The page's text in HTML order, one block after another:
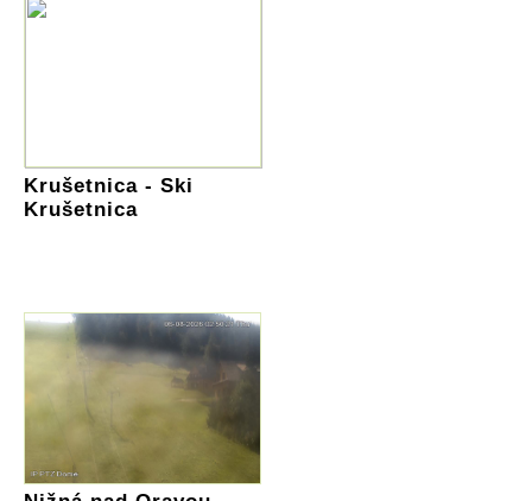
Krušetnica - Ski
Krušetnica